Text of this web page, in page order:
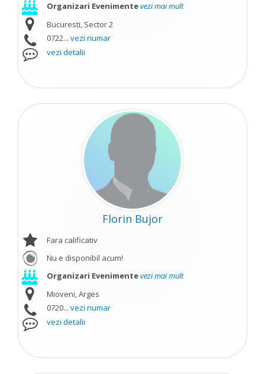
Organizari Evenimentevezi mai mult
Bucuresti, Sector 2
0722... vezi numar
vezi detalii
Florin Bujor
Fara calificativ
Nu e disponibil acum!
Organizari Evenimentevezi mai mult
Mioveni, Arges
0720... vezi numar
vezi detalii